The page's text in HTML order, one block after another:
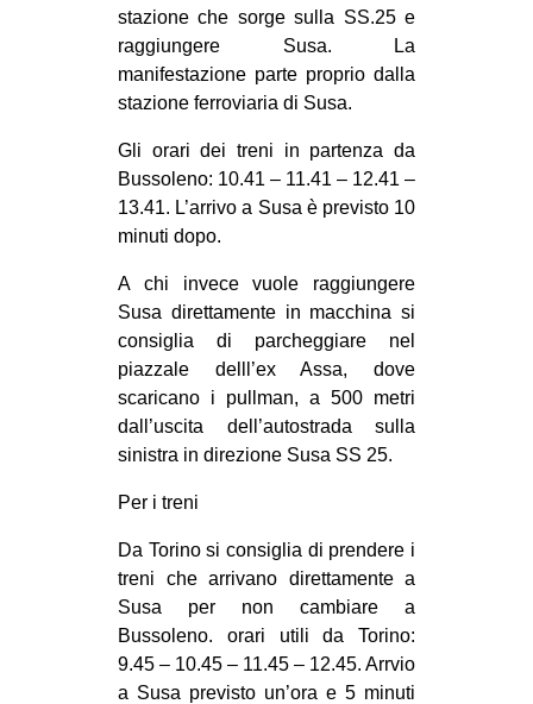
stazione che sorge sulla SS.25 e
raggiungere Susa. La
manifestazione parte proprio dalla
stazione ferroviaria di Susa.
Gli orari dei treni in partenza da
Bussoleno: 10.41 – 11.41 – 12.41 –
13.41. L’arrivo a Susa è previsto 10
minuti dopo.
A chi invece vuole raggiungere
Susa direttamente in macchina si
consiglia di parcheggiare nel
piazzale delll’ex Assa, dove
scaricano i pullman, a 500 metri
dall’uscita dell’autostrada sulla
sinistra in direzione Susa SS 25.
Per i treni
Da Torino si consiglia di prendere i
treni che arrivano direttamente a
Susa per non cambiare a
Bussoleno. orari utili da Torino:
9.45 – 10.45 – 11.45 – 12.45. Arrvio
a Susa previsto un’ora e 5 minuti